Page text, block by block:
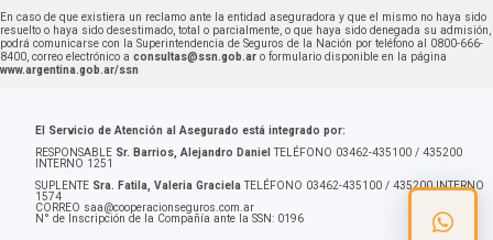
En caso de que existiera un reclamo ante la entidad aseguradora y que el mismo no haya sido
resuelto o haya sido desestimado, total o parcialmente, o que haya sido denegada su admisión,
podrá comunicarse con la Superintendencia de Seguros de la Nación por teléfono al 0800-666-
8400, correo electrónico a consultas@ssn.gob.ar o formulario disponible en la página
www.argentina.gob.ar/ssn
El Servicio de Atención al Asegurado está integrado por:
RESPONSABLE Sr. Barrios, Alejandro Daniel
TELÉFONO 03462-435100 / 435200
INTERNO 1251
SUPLENTE Sra. Fatila, Valeria Graciela TELÉFONO 03462-435100 / 435200 INTERNO
1574
CORREO saa@cooperacionseguros.com.ar
N° de Inscripción de la Compañía ante la SSN: 0196